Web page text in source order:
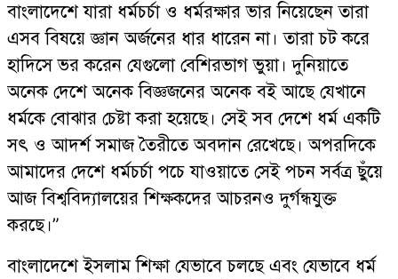
বাংলাদেশে যারা ধর্মচর্চা ও ধর্মরক্ষার ভার নিয়েছেন তারা
এসব বিষয়ে জ্ঞান অর্জনের ধার ধারেন না। তারা চট করে
হাদিসে ভর করেন যেগুলো বেশিরভাগ ভুয়া। দুনিয়াতে
অনেক দেশে অনেক বিজ্ঞজনের অনেক বই আছে যেখানে
ধর্মকে বোঝার চেষ্টা করা হয়েছে। সেই সব দেশে ধর্ম একটি
সৎ ও আদর্শ সমাজ তৈরীতে অবদান রেখেছে। অপরদিকে
আমাদের দেশে ধর্মচর্চা পচে যাওয়াতে সেই পচন সর্বত্র ছুঁয়ে
আজ বিশ্ববিদ্যালয়ের শিক্ষকদের আচরনও দুর্গন্ধযুক্ত
করছে।”
বাংলাদেশে ইসলাম শিক্ষা যেভাবে চলছে এবং যেভাবে ধর্ম